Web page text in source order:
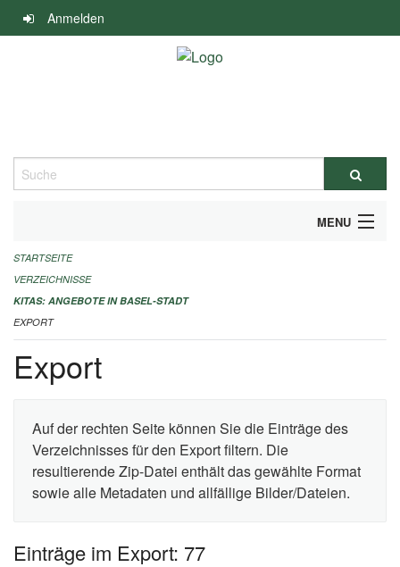
Navigation
überspringen
Anmelden
Suche
MENU
ALLGEMEINE INFORMATIONEN
IMPRESSUM
STARTSEITE
VERZEICHNISSE
KITAS: ANGEBOTE IN BASEL-STADT
EXPORT
Export
Auf der rechten Seite können Sie die Einträge des
Verzeichnisses für den Export filtern. Die
resultierende Zip-Datei enthält das gewählte Format
sowie alle Metadaten und allfällige Bilder/Dateien.
Einträge im Export: 77